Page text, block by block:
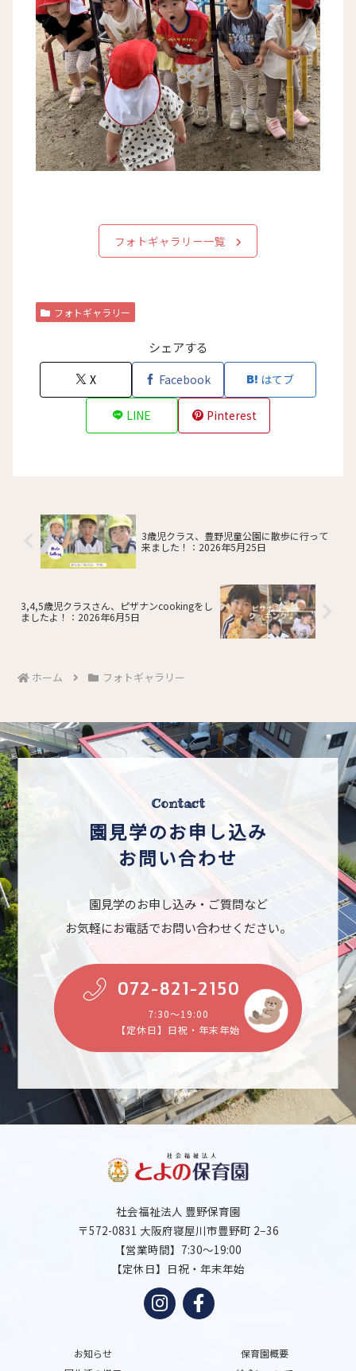
フォトギャラリー一覧
フォトギャラリー
シェアする
X Facebook はてブ
LINE Pinterest
3歳児クラス、豊野児童公園に散歩に行って
来ました！：2026年5月25日
3,4,5歳児クラスさん、ピザナンcookingをし
ましたよ！：2026年6月5日
ホーム フォトギャラリー
Contact
園見学のお申し込み
お問い合わせ
園見学のお申し込み・ご質問など
お気軽にお電話でお問い合わせください。
072-821-2150
7:30～19:00
【定休日】日祝・年末年始
社会福祉法人 豊野保育園
〒572-0831 大阪府寝屋川市豊野町 2−36
【営業時間】7:30～19:00
【定休日】日祝・年末年始
お知らせ
保育園概要